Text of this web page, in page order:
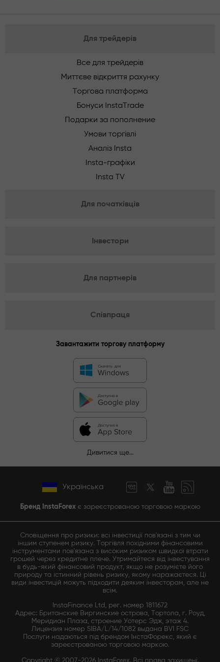
Для трейдерів
Все для трейдерів
Миттєве відкриття рахунку
Торгова платформа
Бонуси InstaTrade
Подарки за пополнение
Умови торгівлі
Аналіз Insta
Insta-графіки
Insta TV
Для початківців
Інвестори
Для партнерів
Співпраця
Завантажити торгову платформу
Дивитися ще...
Українська
Бренд InstaForexє зареєстрованою торговою маркою
Сповіщення про ризики: всі інвестиції пов'язані з тим чи
іншим ступенем ризику. Торгівля похідними фінансовими
інструментами пов'язана з високим ризиком швидкої втрати
грошей через кредитне плече. Утримайтеся від інвестування
в будь-який фінансовий продукт, якщо не розумієте його
природу та істинний рівень ризику, якому наражаєтеся. Ці
види інвестицій можуть підходити деяким інвесторам, але не
всім.
InstaFinance Ltd, рег. номер 1811672
Адрес: Британские Виргинские острова, Тортола, г. Роуд,
Меридиан Плаза, строение Уотерс Эдж, этаж 4.
Лицензия номер SIBA/L/14/1082 выдана BVI FSC
Послуги надаються під брендом ІнстаФорекс, який є
зареєстрованою торговою маркою.
Copyright © 2007-2026 InstaForex. Всі права захищені.